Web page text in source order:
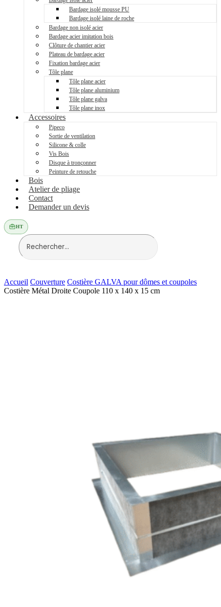
Bardage isolé mousse PU
Bardage isolé laine de roche
Bardage non isolé acier
Bardage acier imitation bois
Clôture de chantier acier
Plateau de bardage acier
Fixation bardage acier
Tôle plane
Tôle plane acier
Tôle plane aluminium
Tôle plane galva
Tôle plane inox
Accessoires
Pipeco
Sortie de ventilation
Silicone & colle
Vis Bois
Disque à tronçonner
Peinture de retouche
Bois
Atelier de pliage
Contact
Demander un devis
HT
Accueil Couverture Costière GALVA pour dômes et coupoles
Costière Métal Droite Coupole 110 x 140 x 15 cm